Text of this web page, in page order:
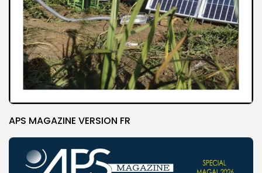
APS MAGAZINE VERSION FR